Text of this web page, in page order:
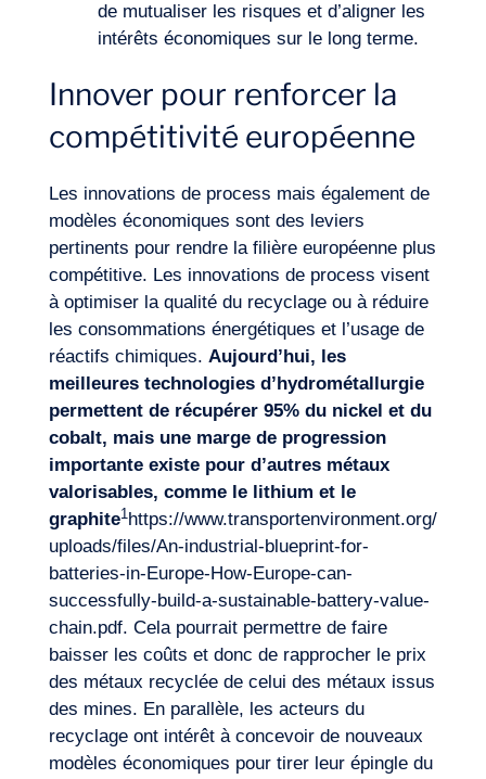
de mutualiser les risques et d’aligner les
intérêts économiques sur le long terme.
Innover pour renforcer la
compétitivité européenne
Les innovations de process mais également de
modèles économiques sont des leviers
pertinents pour rendre la filière européenne plus
compétitive. Les innovations de process visent
à optimiser la qualité du recyclage ou à réduire
les consommations énergétiques et l’usage de
réactifs chimiques. Aujourd’hui, les
meilleures technologies d’hydrométallurgie
permettent de récupérer 95% du nickel et du
cobalt, mais une marge de progression
importante existe pour d’autres métaux
valorisables, comme le lithium et le
graphite1https://www.transportenvironment.org/
uploads/files/An-industrial-blueprint-for-
batteries-in-Europe-How-Europe-can-
successfully-build-a-sustainable-battery-value-
chain.pdf. Cela pourrait permettre de faire
baisser les coûts et donc de rapprocher le prix
des métaux recyclée de celui des métaux issus
des mines. En parallèle, les acteurs du
recyclage ont intérêt à concevoir de nouveaux
modèles économiques pour tirer leur épingle du